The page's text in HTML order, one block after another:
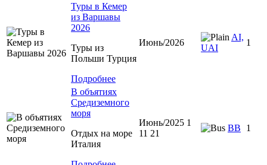
Туры в Кемер
из Варшавы
2026
Туры из
Польши Турция
Подробнее
Июнь/2026
AI,
UAI
1
В объятиях
Средиземного
моря
Отдых на море
Италия
Июнь/2025 1
11 21
BB 1